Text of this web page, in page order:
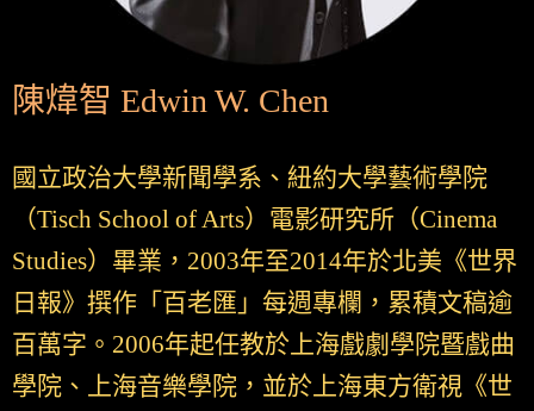
陳煒智 Edwin W. Chen
國立政治大學新聞學系、紐約大學藝術學院
（Tisch School of Arts）電影研究所（Cinema
Studies）畢業，2003年至2014年於北美《世界
日報》撰作「百老匯」每週專欄，累積文稿逾
百萬字。2006年起任教於上海戲劇學院暨戲曲
學院、上海音樂學院，並於上海東方衛視《世